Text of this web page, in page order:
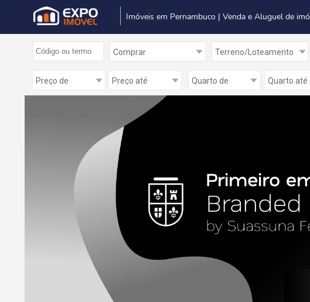
Imóveis em Pernambuco | Venda e Aluguel de